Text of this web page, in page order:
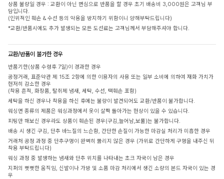
상품 불량일 경우 : 교환이 아닌 변심으로 반품을 할 경우 초기 배송비 3,000원은 고객님 부
담입니다.
(인위적인 훼손 & 수선 등의 악용을 방지하기 위함이니 양해부탁드립니다)
*교환/반품시에도 추가 발생되는 모든 도선료는 고객님께서 부담해주셔야 합니다.
교환/반품이 불가한 경우
반품기한(상품 수령후 7일)이 경과한 경우
공정거래, 표준약관 제 15조 2항에 의한 이용자의 사용 또는 일부 소비에 의하여 재화 가치가
현저히 감소한 경우
(착용 흔적, 화장품, 탈취제 냄새, 세탁, 수선, 택훼손 포함)
세탁을 하신 경우나 착용을 하신 후에는 불량이 발견되어도 교환/반품이 불가합니다.
워싱면 종류의 제품은 워싱과정에서 옷이 살짝 돌아가는 현상이 있을 수 있습니다.
피팅만 해보신 경우라도 상품이 훼손된 경우(구김,늘어남,보풀)는 불가합니다.
배송 시 생긴 구김, 단추 바느질의 느슨함, 간단한 손질이 가능한 마감실 처리가 미흡한 경우
거래처 공정 과정 중 단추구멍이 완벽히 뚫리지 않은 경우 (가위로 간단하게 구멍을 내주신 뒤
착용 부탁드립니다)
워싱 과정 중 발생하는 냄새와 단추 위치를 나타내는 초크 자국이 남은 경우
지퍼의 뻣뻣한 움직임, 신발이나 가방 및 소품 마감 처리에서 생긴 소량의 본드 자국이 있는 경
우